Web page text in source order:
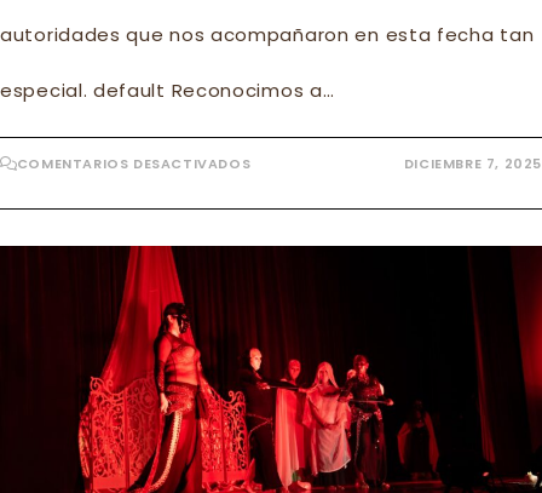
autoridades que nos acompañaron en esta fecha tan
especial. default Reconocimos a…
COMENTARIOS DESACTIVADOSEN
CUMPLEAÑOS
TODOS
DICIEMBRE 7, 2025